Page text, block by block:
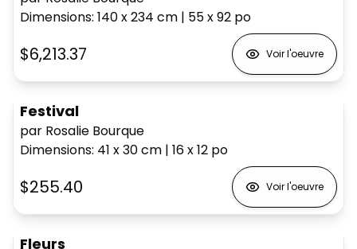
Dimensions: 140 x 234 cm | 55 x 92 po
$6,213.37 Voir l'oeuvre
Festival
par Rosalie Bourque
Dimensions: 41 x 30cm | 16 x 12 po
$255.40 Voir l'oeuvre
Fleurs